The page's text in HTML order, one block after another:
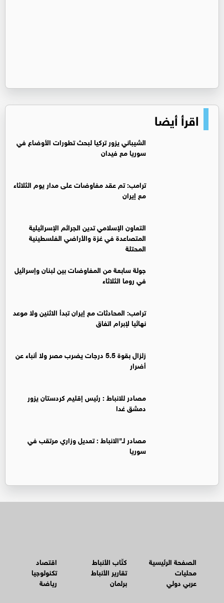
اقرأ أيضا
‏الشيباني يزور تركيا لبحث تطورات الأوضاع في
سوريا مع فيدان
ترامب: تم عقد مفاوضات على مدار يوم الثلاثاء
مع إيران
التعاون الإسلامي تدين الجرائم الإسرائيلية
المتصاعدة في غزة والأراضي الفلسطينية
المحتلة
جولة سابعة من المفاوضات بين لبنان وإسرائيل
في روما الثلاثاء
ترامب: المحادثات مع إيران تبدأ الاثنين ولا موعد
نهائيا لإبرام اتفاق
زلزال بقوة 5.5 درجات يضرب مصر ولا أنباء عن
أضرار
‏مصادر للانباط : رئيس إقليم كردستان يزور
دمشق غدا
‏مصادر لـ"الانباط : تعديل وزاري مرتقب في
سوريا
الصفحة الرئيسية
محليات
عربي دولي
كتّاب الأنباط
تقارير الأنباط
برلمان
اقتصاد
تكنولوجيا
رياضة